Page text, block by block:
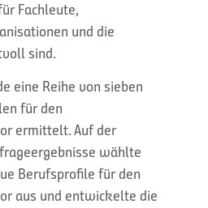
Fachleute,
und die
sind.
eine Reihe von sieben
für den
ermittelt. Auf der
wählte
Berufsprofile für den
aus und entwickelte die